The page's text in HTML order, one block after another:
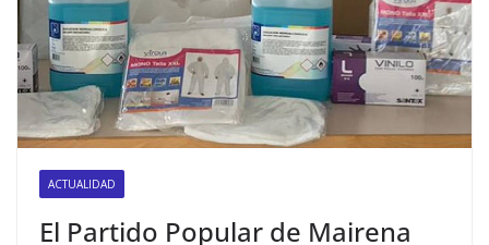
ACTUALIDAD
El Partido Popular de Mairena